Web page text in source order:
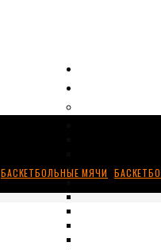
БАСКЕТБОЛЬНЫЕ МЯЧИ